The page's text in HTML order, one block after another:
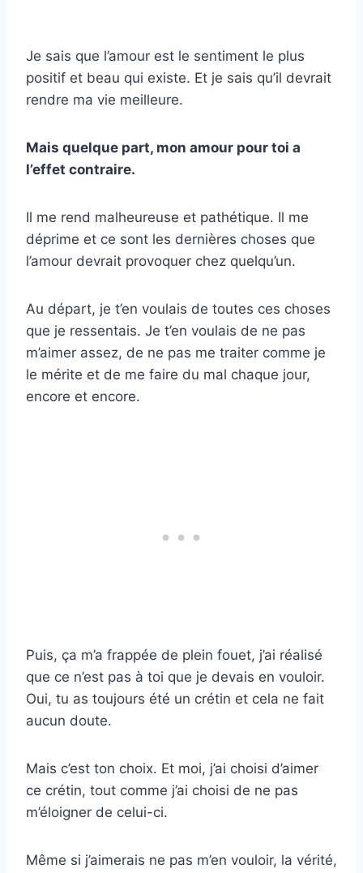
Je sais que l’amour est le sentiment le plus
positif et beau qui existe. Et je sais qu’il devrait
rendre ma vie meilleure.
Mais quelque part, mon amour pour toi a
l’effet contraire.
Il me rend malheureuse et pathétique. Il me
déprime et ce sont les dernières choses que
l’amour devrait provoquer chez quelqu’un.
Au départ, je t’en voulais de toutes ces choses
que je ressentais. Je t’en voulais de ne pas
m’aimer assez, de ne pas me traiter comme je
le mérite et de me faire du mal chaque jour,
encore et encore.
Puis, ça m’a frappée de plein fouet, j’ai réalisé
que ce n’est pas à toi que je devais en vouloir.
Oui, tu as toujours été un crétin et cela ne fait
aucun doute.
Mais c’est ton choix. Et moi, j’ai choisi d’aimer
ce crétin, tout comme j’ai choisi de ne pas
m’éloigner de celui-ci.
Même si j’aimerais ne pas m’en vouloir, la vérité,